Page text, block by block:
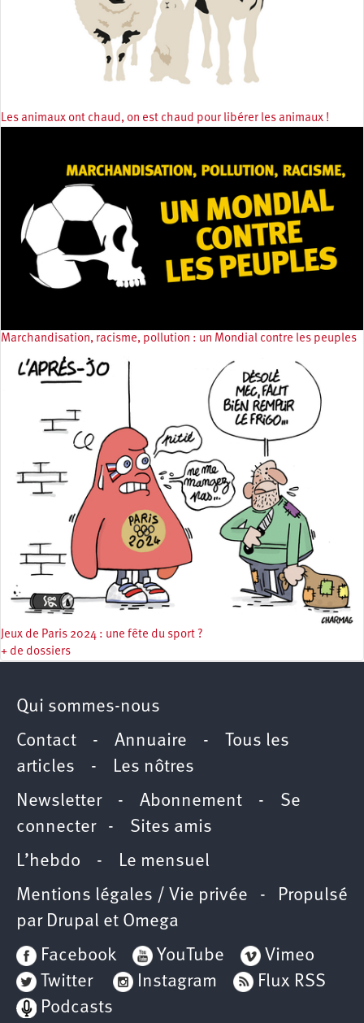
Les animaux ont chaud, on est chaud pour libérer les animaux !
Marchandisation, racisme, pollution : un Mondial contre les peuples
Jeux de Paris 2024 : une fête du sport ?
+ de dossiers
Qui sommes-nous
Contact - Annuaire -
Tous les
articles - Les nôtres
Newsletter- Abonnement - Se
connecter- Sites amis
L’hebdo - Le mensuel
Mentions légales / Vie privée - Propulsé
par Drupal et Omega
Facebook
YouTube
Vimeo
Twitter
Instagram
Flux RSS
Podcasts